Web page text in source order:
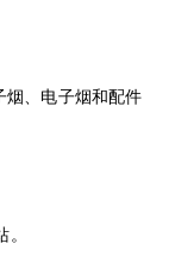
烟、电子烟和配件